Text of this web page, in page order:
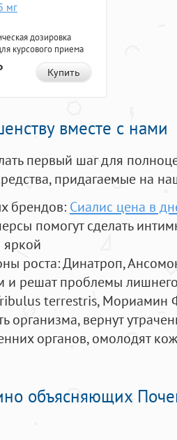
мг
дозировка
курсового приема
Купить
вместе с нами
первый шаг для
придагаемые на
брендов: Сиалис цена в
помогут сделать
роста: Динатроп,
и решат проблемы
terrestris, Мориамин
организма, вернут
органов, омолодят
объясняющих